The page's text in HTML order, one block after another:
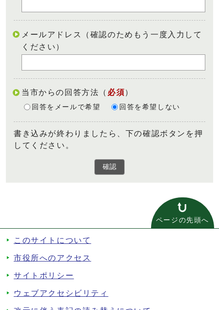
メールアドレス（確認のためもう一度入力して
ください）
当市からの回答方法 （ 必須）
回答をメールで希望 回答を希望しない
書き込みが終わりましたら、下の確認ボタンを押
してください。
確認
ページの先頭へ
このサイトについて
市役所へのアクセス
サイトポリシー
ウェブアクセシビリティ